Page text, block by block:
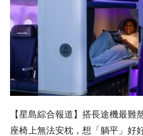
【星島綜合報道】搭長途機最難
座椅上無法安枕，想「躺平」好